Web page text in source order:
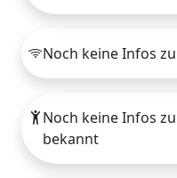
Noch keine Infos
Noch keine Infos
bekannt